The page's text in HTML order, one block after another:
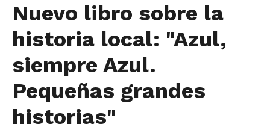
Nuevo libro sobre la
historia local: "Azul,
siempre Azul.
Pequeñas grandes
historias"